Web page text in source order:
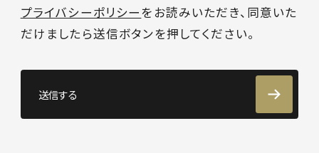
プライバシーポリシーをお読みいただき、同意いた
だけましたら送信ボタンを押してください。
送信する